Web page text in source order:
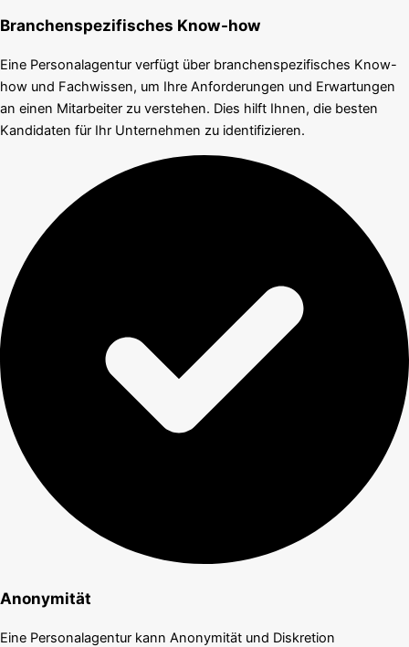
Branchenspezifisches Know-how
Eine Personalagentur verfügt über branchenspezifisches Know-
how und Fachwissen, um Ihre Anforderungen und Erwartungen
an einen Mitarbeiter zu verstehen. Dies hilft Ihnen, die besten
Kandidaten für Ihr Unternehmen zu identifizieren.
Anonymität
Eine Personalagentur kann Anonymität und Diskretion